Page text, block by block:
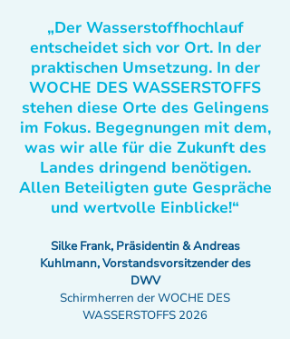
„Der Wasserstoffhochlauf
entscheidet sich vor Ort. In der
praktischen Umsetzung. In der
WOCHE DES WASSERSTOFFS
stehen diese Orte des Gelingens
im Fokus. Begegnungen mit dem,
was wir alle für die Zukunft des
Landes dringend benötigen.
Allen Beteiligten gute Gespräche
und wertvolle Einblicke!“
Silke Frank, Präsidentin & Andreas
Kuhlmann, Vorstandsvorsitzender des
DWV
Schirmherren der WOCHE DES
WASSERSTOFFS 2026